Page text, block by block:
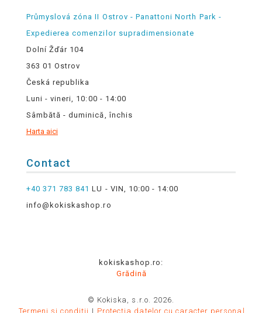
Průmyslová zóna II Ostrov - Panattoni North Park -
Expedierea comenzilor supradimensionate
Dolní Žďár 104
363 01 Ostrov
Česká republika
Luni - vineri, 10:00 - 14:00
Sâmbătă - duminică, închis
Harta aici
Contact
+40 371 783 841 LU - VIN, 10:00 - 14:00
info@kokiskashop.ro
kokiskashop.ro:
Grădină
© Kokiska, s.r.o. 2026.
Termeni și condiții
Protecția datelor cu caracter personal